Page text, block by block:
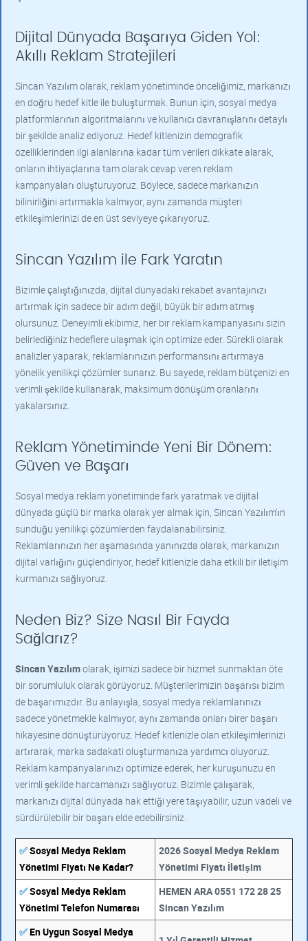
Dijital Dünyada Başarıya Giden Yol:
Akıllı Reklam Stratejileri
Sincan Yazılım olarak, reklam yönetiminde önceliğimiz, markanızı
en doğru hedef kitle ile buluşturmak. Bunun için, sosyal medya
platformlarının algoritmalarını ve kullanıcı davranışlarını detaylı
bir şekilde analiz ediyoruz. Hedef kitlenizin demografik
özelliklerinden ilgi alanlarına kadar tüm verileri dikkate alarak,
onların ihtiyaçlarına tam olarak cevap veren reklam
kampanyaları oluşturuyoruz. Böylece, sadece markanızın
bilinirliğini artırmakla kalmıyor, aynı zamanda müşteri
etkileşimlerinizi de en üst seviyeye çıkarıyoruz.
Sincan Yazılım ile Fark Yaratın
Bizimle çalıştığınızda, dijital dünyadaki rekabet avantajınızı
artırmak için sadece bir adım değil, büyük bir adım atmış
olursunuz. Deneyimli ekibimiz, her bir reklam kampanyasını sizin
belirlediğiniz hedeflere ulaşmak için optimize eder. Sürekli olarak
analizler yaparak, reklamlarınızın performansını artırmaya
yönelik yenilikçi çözümler sunarız. Bu sayede, reklam bütçenizi en
verimli şekilde kullanarak, maksimum dönüşüm oranlarını
yakalarsınız.
Reklam Yönetiminde Yeni Bir Dönem:
Güven ve Başarı
Sosyal medya reklam yönetiminde fark yaratmak ve dijital
dünyada güçlü bir marka olarak yer almak için, Sincan Yazılım'ın
sunduğu yenilikçi çözümlerden faydalanabilirsiniz.
Reklamlarınızın her aşamasında yanınızda olarak, markanızın
dijital varlığını güçlendiriyor, hedef kitlenizle daha etkili bir iletişim
kurmanızı sağlıyoruz.
Neden Biz? Size Nasıl Bir Fayda
Sağlarız?
Sincan Yazılımolarak, işimizi sadece bir hizmet sunmaktan öte
bir sorumluluk olarak görüyoruz. Müşterilerimizin başarısı bizim
de başarımızdır. Bu anlayışla, sosyal medya reklamlarınızı
sadece yönetmekle kalmıyor, aynı zamanda onları birer başarı
hikayesine dönüştürüyoruz. Hedef kitlenizle olan etkileşimlerinizi
artırarak, marka sadakati oluşturmanıza yardımcı oluyoruz.
Reklam kampanyalarınızı optimize ederek, her kuruşunuzu en
verimli şekilde harcamanızı sağlıyoruz. Bizimle çalışarak,
markanızı dijital dünyada hak ettiği yere taşıyabilir, uzun vadeli ve
sürdürülebilir bir başarı elde edebilirsiniz.
✅Sosyal Medya Reklam
Yönetimi Fiyatı Ne Kadar?
2026 Sosyal Medya Reklam
Yönetimi Fiyatı İletişim
✅Sosyal Medya Reklam
Yönetimi Telefon Numarası
HEMEN ARA 0551 172 28 25
Sincan Yazılım
✅En Uygun Sosyal Medya